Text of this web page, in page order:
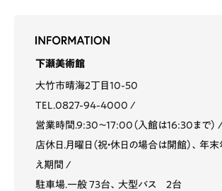
Gourmet
下瀬美術館
大竹市晴海2丁目10-50
TEL.0827-94-4000
営業時間.9:30～17:00（入館は16:30まで）
店休日.月曜日（祝・休日の場合は開館）、年
え期間
駐車場.一般 73台、大型バス 2台